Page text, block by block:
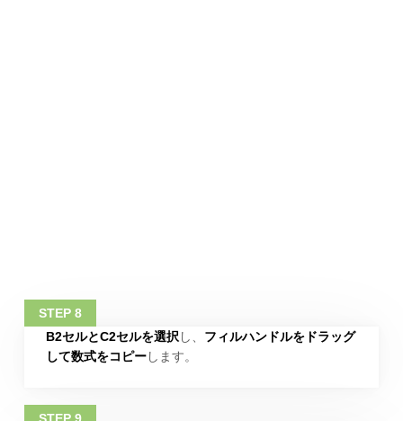
B2セルとC2セルを選択 し、 フィルハンドルをドラッグ
して数式をコピーします。